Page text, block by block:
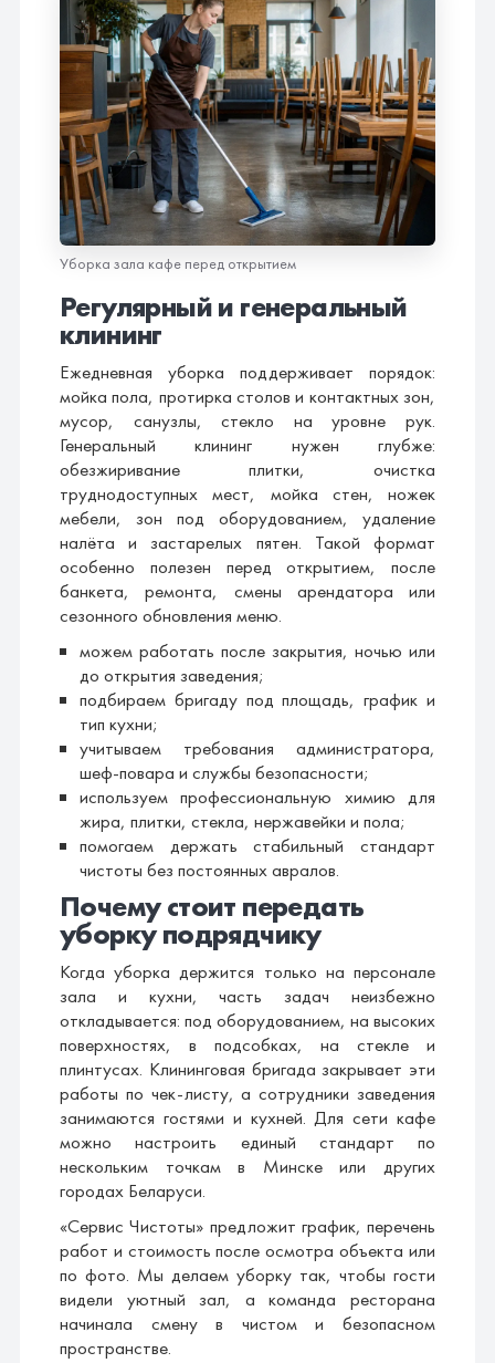
Уборка зала кафе перед открытием
Регулярный и генеральный
клининг
Ежедневная уборка поддерживает порядок:
мойка пола, протирка столов и контактных зон,
мусор, санузлы, стекло на уровне рук.
Генеральный клининг нужен глубже:
обезжиривание плитки, очистка
труднодоступных мест, мойка стен, ножек
мебели, зон под оборудованием, удаление
налёта и застарелых пятен. Такой формат
особенно полезен перед открытием, после
банкета, ремонта, смены арендатора или
сезонного обновления меню.
можем работать после закрытия, ночью или
до открытия заведения;
подбираем бригаду под площадь, график и
тип кухни;
учитываем требования администратора,
шеф-повара и службы безопасности;
используем профессиональную химию для
жира, плитки, стекла, нержавейки и пола;
помогаем держать стабильный стандарт
чистоты без постоянных авралов.
Почему стоит передать
уборку подрядчику
Когда уборка держится только на персонале
зала и кухни, часть задач неизбежно
откладывается: под оборудованием, на высоких
поверхностях, в подсобках, на стекле и
плинтусах. Клининговая бригада закрывает эти
работы по чек-листу, а сотрудники заведения
занимаются гостями и кухней. Для сети кафе
можно настроить единый стандарт по
нескольким точкам в Минске или других
городах Беларуси.
«Сервис Чистоты» предложит график, перечень
работ и стоимость после осмотра объекта или
по фото. Мы делаем уборку так, чтобы гости
видели уютный зал, а команда ресторана
начинала смену в чистом и безопасном
пространстве.